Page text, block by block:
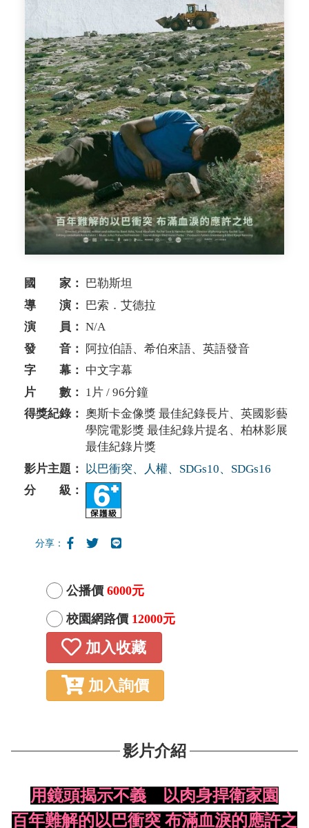
國 家： 巴勒斯坦
導 演： 巴索．艾德拉
演 員： N/A
發 音：
阿拉伯語、希伯來語、英語發音
字 幕： 中文字幕
片 數： 1片 / 96分鐘
得獎紀錄： 奧斯卡金像獎 最佳紀錄長片、英國影藝
學院電影獎 最佳紀錄片提名、柏林影展
最佳紀錄片獎
影片主題：
以巴衝突、人權、SDGs10、SDGs16
分 級：
分享：
公播價 6000元
校園網路價 12000元
加入收藏
加入詢價
影片介紹
用鏡頭揭示不義 以肉身捍衛家園
百年難解的以巴衝突 布滿血淚的應許之